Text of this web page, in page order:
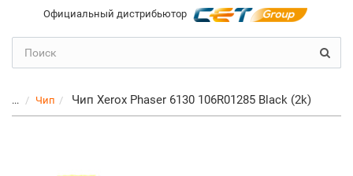
Официальный дистрибьютор
... Чип Чип Xerox Phaser 6130 106R01285 Black (2k)